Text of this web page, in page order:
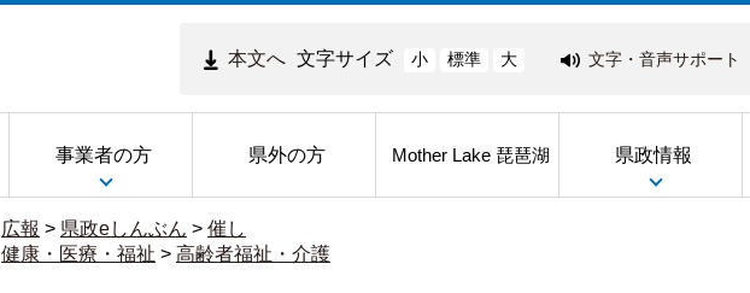
本文へ 文字サイズ 小 標準 大 文字・音声サポート
事業者の方 県外の方 Mother Lake 琵琶湖 県政情報
広報 > 県政eしんぶん > 催し
健康・医療・福祉 > 高齢者福祉・介護